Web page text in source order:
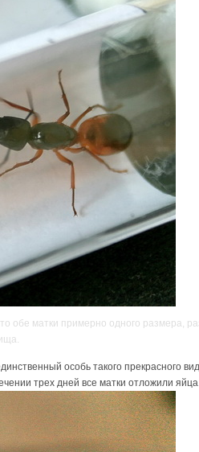
матки примерно одного размера,
особь такого прекрасного
трех дней все матки отложили